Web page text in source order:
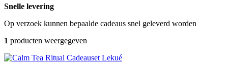
Snelle levering
Op verzoek kunnen bepaalde cadeaus snel geleverd worden
1 producten weergegeven
Lekué